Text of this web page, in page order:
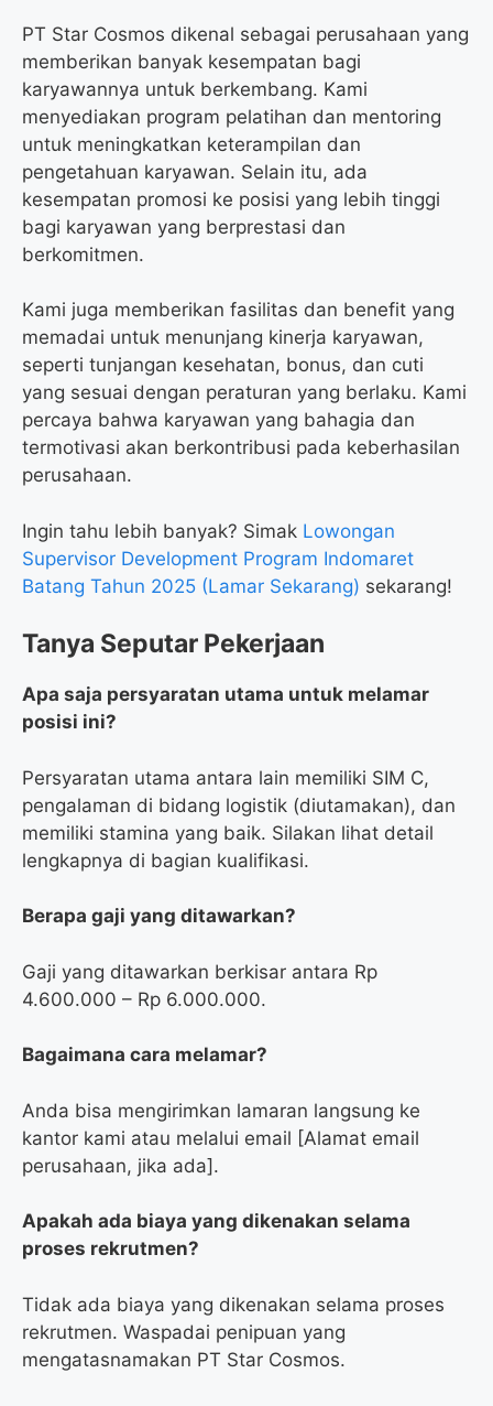
PT Star Cosmos dikenal sebagai perusahaan yang
memberikan banyak kesempatan bagi
karyawannya untuk berkembang. Kami
menyediakan program pelatihan dan mentoring
untuk meningkatkan keterampilan dan
pengetahuan karyawan. Selain itu, ada
kesempatan promosi ke posisi yang lebih tinggi
bagi karyawan yang berprestasi dan
berkomitmen.
Kami juga memberikan fasilitas dan benefit yang
memadai untuk menunjang kinerja karyawan,
seperti tunjangan kesehatan, bonus, dan cuti
yang sesuai dengan peraturan yang berlaku. Kami
percaya bahwa karyawan yang bahagia dan
termotivasi akan berkontribusi pada keberhasilan
perusahaan.
Ingin tahu lebih banyak? Simak Lowongan
Supervisor Development Program Indomaret
Batang Tahun 2025 (Lamar Sekarang) sekarang!
Tanya Seputar Pekerjaan
Apa saja persyaratan utama untuk melamar
posisi ini?
Persyaratan utama antara lain memiliki SIM C,
pengalaman di bidang logistik (diutamakan), dan
memiliki stamina yang baik. Silakan lihat detail
lengkapnya di bagian kualifikasi.
Berapa gaji yang ditawarkan?
Gaji yang ditawarkan berkisar antara Rp
4.600.000 – Rp 6.000.000.
Bagaimana cara melamar?
Anda bisa mengirimkan lamaran langsung ke
kantor kami atau melalui email [Alamat email
perusahaan, jika ada].
Apakah ada biaya yang dikenakan selama
proses rekrutmen?
Tidak ada biaya yang dikenakan selama proses
rekrutmen. Waspadai penipuan yang
mengatasnamakan PT Star Cosmos.